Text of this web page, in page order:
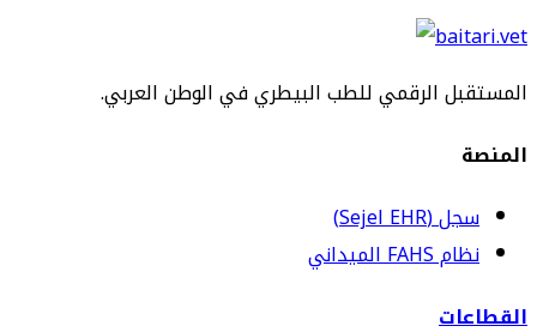
المستقبل الرقمي للطب البيطري في الوطن العربي.
المنصة
سجل (Sejel EHR)
نظام FAHS الميداني
القطاعات